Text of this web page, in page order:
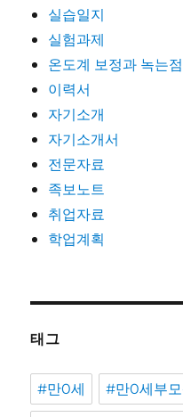
실습일지
실험과제
온도계 보정과 녹는
이력서
자기소개
자기소개서
전문자료
족보노트
취업자료
학업계획
태그
#만0세 #만0세부